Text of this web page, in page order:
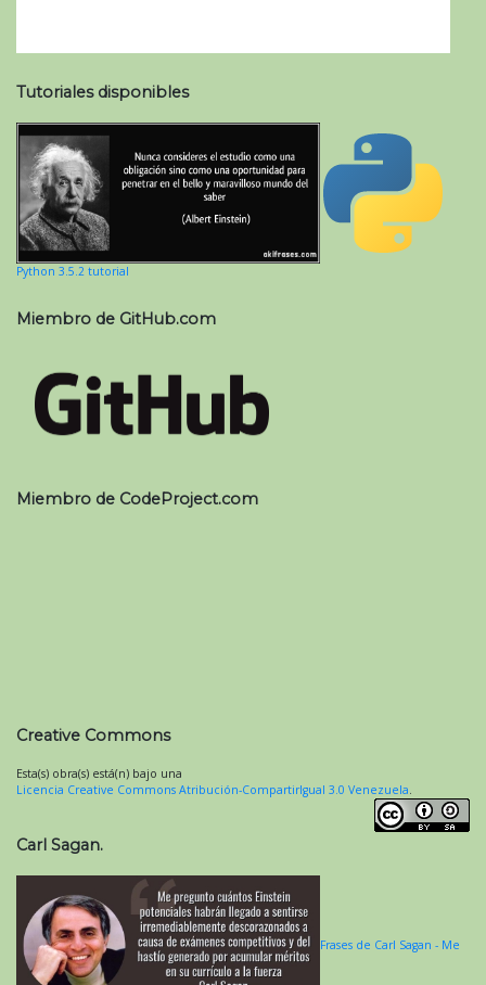
Tutoriales disponibles
Python 3.5.2 tutorial
Miembro de GitHub.com
Miembro de CodeProject.com
Creative Commons
Esta(s) obra(s) está(n) bajo una
Licencia Creative Commons Atribución-CompartirIgual 3.0 Venezuela
Carl Sagan.
Frases de Carl Sagan - Me